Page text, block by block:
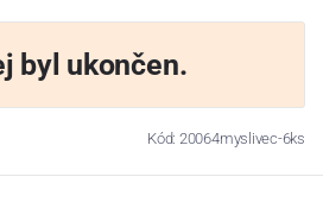
byl ukončen.
Kód: 20064myslivec-6ks